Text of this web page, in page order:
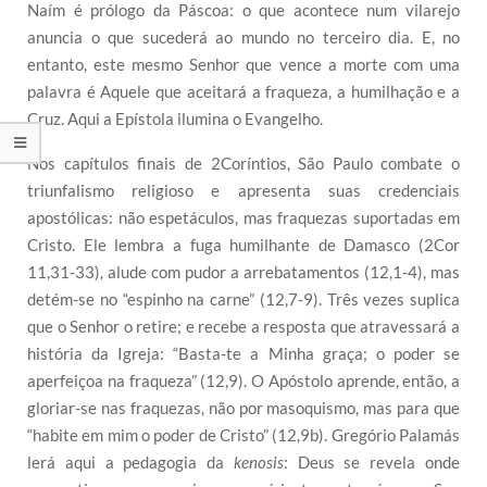
Naím é prólogo da Páscoa: o que acontece num vilarejo
anuncia o que sucederá ao mundo no terceiro dia. E, no
entanto, este mesmo Senhor que vence a morte com uma
palavra é Aquele que aceitará a fraqueza, a humilhação e a
Cruz. Aqui a Epístola ilumina o Evangelho.
Nos capítulos finais de 2Coríntios, São Paulo combate o
triunfalismo religioso e apresenta suas credenciais
apostólicas: não espetáculos, mas fraquezas suportadas em
Cristo. Ele lembra a fuga humilhante de Damasco (2Cor
11,31-33), alude com pudor a arrebatamentos (12,1-4), mas
detém-se no “espinho na carne” (12,7-9). Três vezes suplica
que o Senhor o retire; e recebe a resposta que atravessará a
história da Igreja: “Basta-te a Minha graça; o poder se
aperfeiçoa na fraqueza” (12,9). O Apóstolo aprende, então, a
gloriar-se nas fraquezas, não por masoquismo, mas para que
“habite em mim o poder de Cristo” (12,9b). Gregório Palamás
lerá aqui a pedagogia da kenosis: Deus se revela onde